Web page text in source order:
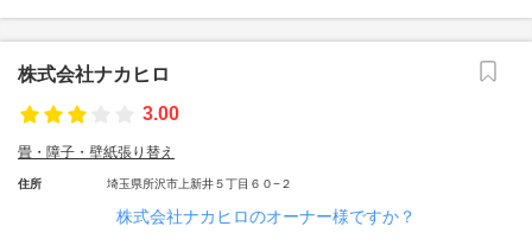
株式会社ナカヒロ
3.00
畳・障子・壁紙張り替え
住所 埼玉県所沢市上新井５丁目６０−２
株式会社ナカヒロのオーナー様ですか？